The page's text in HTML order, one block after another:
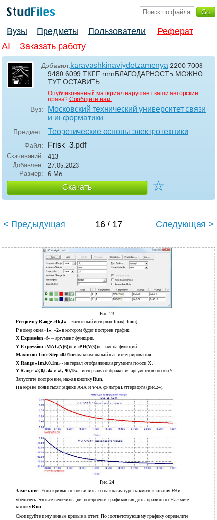
Вузы Предметы Пользователи
Реферат
AI
Заказать работу
Добавил:karavashkinaviydetzamenya 2200 7008
9480 6099 TKFF rnrnБЛАГОДАРНОСТЬ МОЖНО
ТУТ ОСТАВИТЬ
Опубликованный материал нарушает ваши авторские
права? Сообщите нам.
Вуз:
Московский технический университет связи
и информатики
Предмет: Теоретические основы электротехники
Файл: Frisk_3.pdf
Скачиваний:
413
Добавлен:
27.05.2023
Размер:
6 Мб
Скачать ☆
< Предыдущая 16 / 17 Следующая >
Рис. 23
Frequency Range «1k,1»– частотный интервал fmax[, fmin].
Pномер окна «1», «2»в котором будет построен график.
X Expression«f» – аргумент функции.
Y Expression«MAG(V(6))» и «PH(V(6))» – имена функций.
Maximum Time Step«0.01m»максимальный шаг интегрирования.
X Range «1m,0,0.1m»- интервал отображения аргумента по оси Х.
Y Range «2,0,0.4» и «0,-90,15» - интервалs отображения аргументов по оси Y.
Запустите построение, нажав кнопкуRun.
На экране появиться графики АЧХ и ФЧХ фильтра Баттерворта (рис.24).
Рис. 24
Замечание. Если кривые не появились, то на клавиатуре нажмите клавишу F9и
убедитесь, что все величины для построения графиков введены правильно. Нажмите
кнопкуRun.
Скопируйте полученные кривые в отчет. По соответствующему графику определите